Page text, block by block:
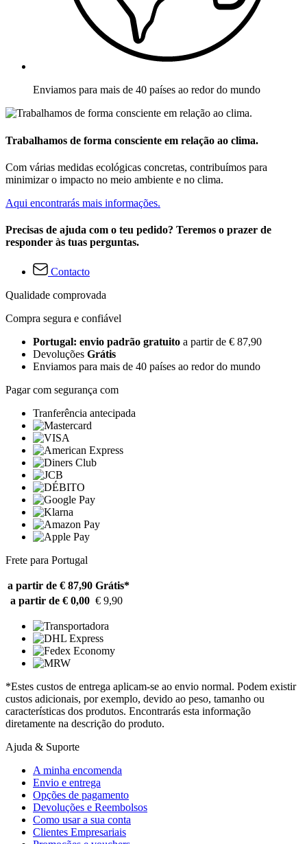
Enviamos para mais de 40 países ao redor do mundo
Trabalhamos de forma consciente em relação ao clima.
Com várias medidas ecológicas concretas, contribuímos para
minimizar o impacto no meio ambiente e no clima.
Aqui encontrarás mais informações.
Precisas de ajuda com o teu pedido? Teremos o prazer de
responder às tuas perguntas.
Contacto
Qualidade comprovada
Compra segura e confiável
Portugal: envio padrão gratuito a partir de € 87,90
Devoluções Grátis
Enviamos para mais de 40 países ao redor do mundo
Pagar com segurança com
Tranferência antecipada
Frete para Portugal
a partir de € 87,90 Grátis*
a partir de € 0,00 € 9,90
*Estes custos de entrega aplicam-se ao envio normal. Podem existir
custos adicionais, por exemplo, devido ao peso, tamanho ou
características dos produtos. Encontrarás esta informação
diretamente na descrição do produto.
Ajuda & Suporte
A minha encomenda
Envio e entrega
Opções de pagamento
Devoluções e Reembolsos
Como usar a sua conta
Clientes Empresariais